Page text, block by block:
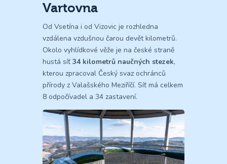
Vartovna
Od Vsetína i od Vizovic je rozhledna
vzdálena vzdušnou čarou devět kilometrů.
Okolo vyhlídkové věže je na české straně
hustá síť 34 kilometrů naučných stezek,
kterou zpracoval Český svaz ochránců
přírody z Valašského Meziříčí. Síť má celkem
8 odpočívadel a 34 zastavení.